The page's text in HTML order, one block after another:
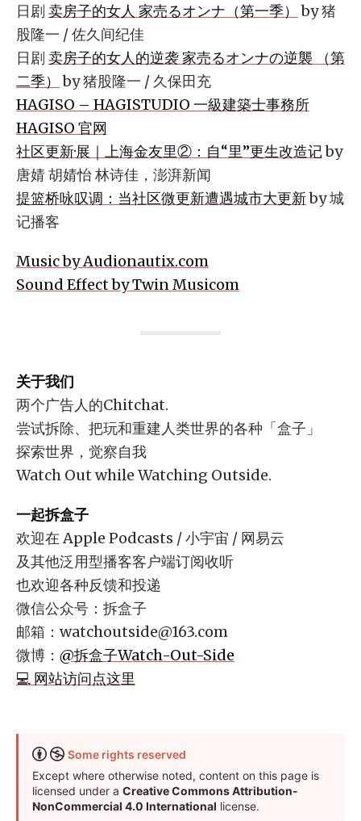
日剧 卖房子的女人 家売るオンナ（第一季）
by 猪
股隆一 / 佐久间纪佳
日剧 卖房子的女人的逆袭 家売るオンナの逆襲 （第
二季）
by 猪股隆一 / 久保田充
HAGISO – HAGISTUDIO 一級建築士事務所
HAGISO 官网
社区更新·展｜上海金友里②：自“里”更生改造记by
唐婧 胡婧怡 林诗佳，澎湃新闻
提篮桥咏叹调：当社区微更新遭遇城市大更新by 城
记播客
Music by Audionautix.com
Sound Effect by Twin Musicom
关于我们
两个广告人的Chitchat.
尝试拆除、把玩和重建人类世界的各种「盒子」
探索世界，觉察自我
Watch Out while Watching Outside.
一起拆盒子
欢迎在 Apple Podcasts / 小宇宙 / 网易云
及其他泛用型播客客户端订阅收听
也欢迎各种反馈和投递
微信公众号：拆盒子
邮箱： watchoutside@163.com
微博： @拆盒子Watch-Out-Side
💻 网站访问点这里
Some rights reserved
Except where otherwise noted, content on this page is
licensed under a Creative Commons Attribution-
NonCommercial 4.0 International license.